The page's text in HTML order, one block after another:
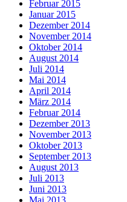
Februar 2015
Januar 2015
Dezember 2014
November 2014
Oktober 2014
August 2014
Juli 2014
Mai 2014
April 2014
März 2014
Februar 2014
Dezember 2013
November 2013
Oktober 2013
September 2013
August 2013
Juli 2013
Juni 2013